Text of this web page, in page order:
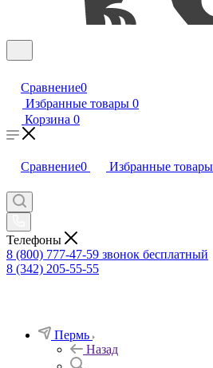
Сравнение0
Избранные товары 0
Корзина 0
Сравнение0 Избранные товары
Телефоны
8 (800) 777-47-59 звонок бесплатный
8 (342) 205-55-55
Пермь
Назад